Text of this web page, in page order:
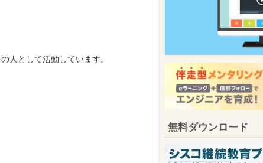
人として活動しています。
無料ダウンロード